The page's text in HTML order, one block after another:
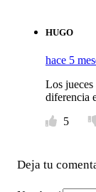
HUGO
hace 5
Los jueces
diferencia
5
Deja tu